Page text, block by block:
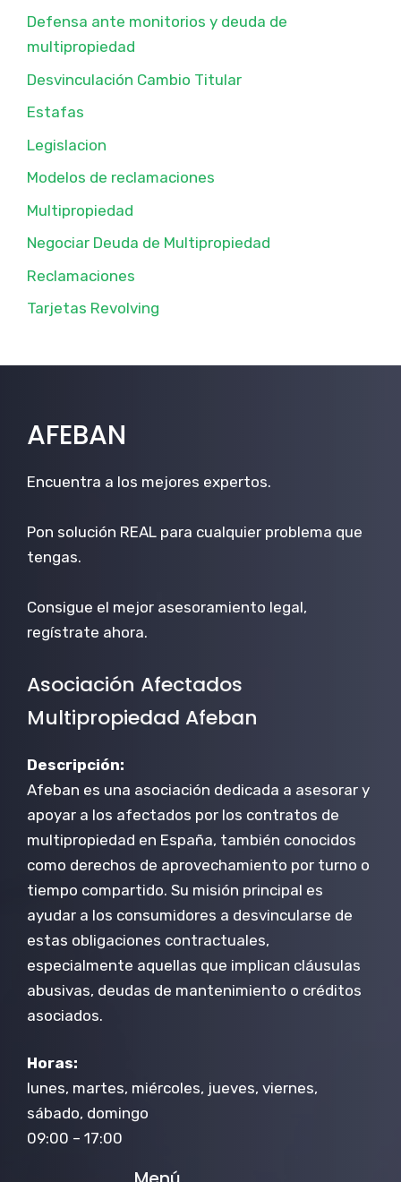
Defensa ante monitorios y deuda de
multipropiedad
Desvinculación Cambio Titular
Estafas
Legislacion
Modelos de reclamaciones
Multipropiedad
Negociar Deuda de Multipropiedad
Reclamaciones
Tarjetas Revolving
AFEBAN
Encuentra a los mejores expertos.
Pon solución REAL para cualquier problema que
tengas.
Consigue el mejor asesoramiento legal,
regístrate ahora.
Asociación Afectados
Multipropiedad Afeban
Descripción:
Afeban es una asociación dedicada a asesorar y
apoyar a los afectados por los contratos de
multipropiedad en España, también conocidos
como derechos de aprovechamiento por turno o
tiempo compartido. Su misión principal es
ayudar a los consumidores a desvincularse de
estas obligaciones contractuales,
especialmente aquellas que implican cláusulas
abusivas, deudas de mantenimiento o créditos
asociados.
Horas:
lunes, martes, miércoles, jueves, viernes,
sábado, domingo
09:00 – 17:00